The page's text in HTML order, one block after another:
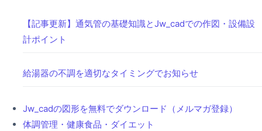
【記事更新】通気管の基礎知識とJw_cadでの作図・設備設
計ポイント
給湯器の不調を適切なタイミングでお知らせ
Jw_cadの図形を無料でダウンロード（メルマガ登録）
体調管理・健康食品・ダイエット